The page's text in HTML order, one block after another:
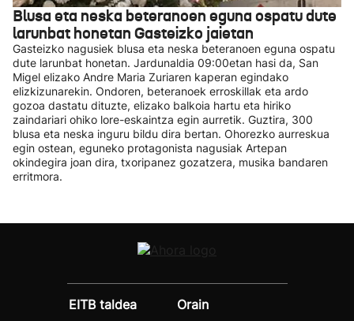
Blusa eta neska beteranoen eguna ospatu dute
larunbat honetan Gasteizko jaietan
Gasteizko nagusiek blusa eta neska beteranoen eguna ospatu
dute larunbat honetan. Jardunaldia 09:00etan hasi da, San
Migel elizako Andre Maria Zuriaren kaperan egindako
elizkizunarekin. Ondoren, beteranoek erroskillak eta ardo
gozoa dastatu dituzte, elizako balkoia hartu eta hiriko
zaindariari ohiko lore-eskaintza egin aurretik. Guztira, 300
blusa eta neska inguru bildu dira bertan. Ohorezko aurreskua
egin ostean, eguneko protagonista nagusiak Artepan
okindegira joan dira, txoripanez gozatzera, musika bandaren
erritmora.
EITB taldea
Orain